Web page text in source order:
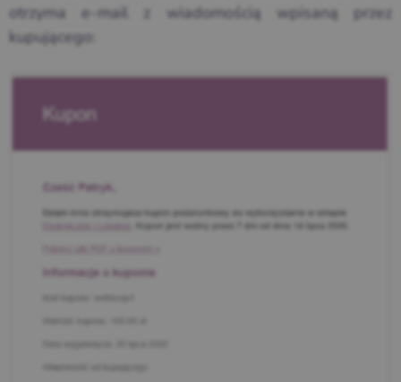
otrzyma e-mail z wiadomością wpisaną przez
kupującego: